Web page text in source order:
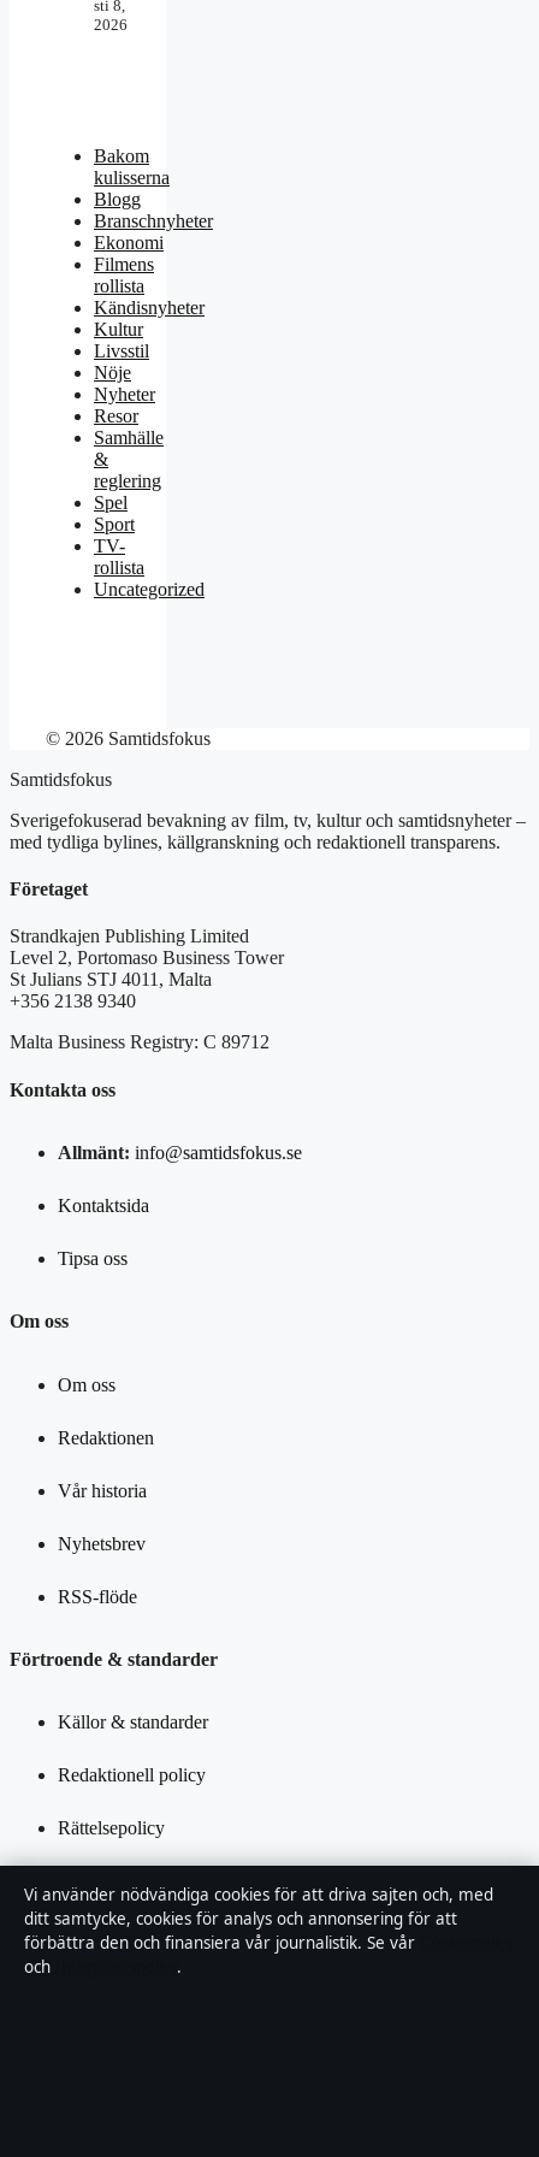
sti 8,
2026
Bakom
kulisserna
Blogg
Branschnyheter
Ekonomi
Filmens
rollista
Kändisnyheter
Kultur
Livsstil
Nöje
Nyheter
Resor
Samhälle
&
reglering
Spel
Sport
TV-
rollista
Uncategorized
© 2026 Samtidsfokus
Samtidsfokus
Sverigefokuserad bevakning av film, tv, kultur och samtidsnyheter –
med tydliga bylines, källgranskning och redaktionell transparens.
Företaget
Strandkajen Publishing Limited
Level 2, Portomaso Business Tower
St Julians STJ 4011, Malta
+356 2138 9340
Malta Business Registry: C 89712
Kontakta oss
Allmänt: info@samtidsfokus.se
Kontaktsida
Tipsa oss
Om oss
Om oss
Redaktionen
Vår historia
Nyhetsbrev
RSS-flöde
Förtroende & standarder
Källor & standarder
Redaktionell policy
Rättelsepolicy
Integritetspolicy
Vi använder nödvändiga cookies för att driva sajten och, med
ditt samtycke, cookies för analys och annonsering för att
förbättra den och finansiera vår journalistik. Se vår
och
.